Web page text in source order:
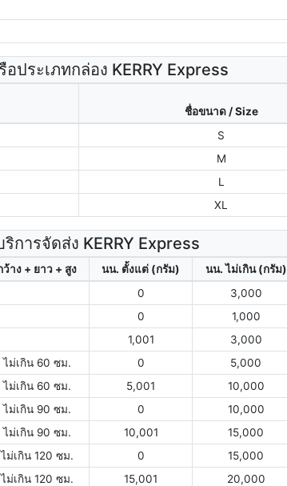
ประเภทกล่อง KERRY Express
ชื่อขนาด / Size
S
M
L
XL
การจัดส่ง KERRY Express
ว้าง + ยาว + สูง นน. ตั้งแต่ (กรัม) นน. ไม่เกิน (กรัม)
0 3,000
0 1,000
1,001 3,000
ไม่เกิน 60 ซม. 0 5,000
ไม่เกิน 60 ซม. 5,001 10,000
ไม่เกิน 90 ซม. 0 10,000
ไม่เกิน 90 ซม. 10,001 15,000
ไม่เกิน 120 ซม. 0 15,000
ไม่เกิน 120 ซม. 15,001 20,000